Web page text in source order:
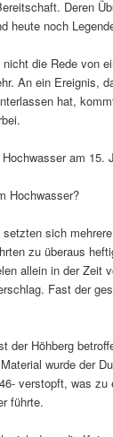
Deren
heute noch
die Rede von
An ein Ereignis,
hat,
am 15.
Hochwasser?
sich
zu überaus
allein in der Zeit
Fast der
der Höhberg
wurde der
verstopft, was
führte.